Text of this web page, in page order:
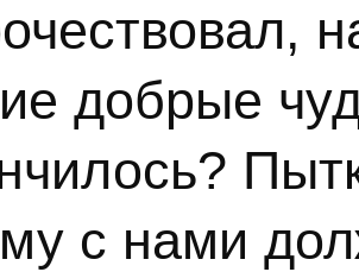
добрые
с нами